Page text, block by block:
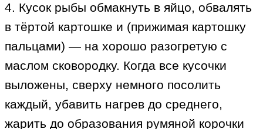
4. Кусок рыбы обмакнуть в яйцо, обвалять
в тёртой картошке и (прижимая картошку
пальцами) — на хорошо разогретую с
маслом сковородку. Когда все кусочки
выложены, сверху немного посолить
каждый, убавить нагрев до среднего,
жарить до образования румяной корочки